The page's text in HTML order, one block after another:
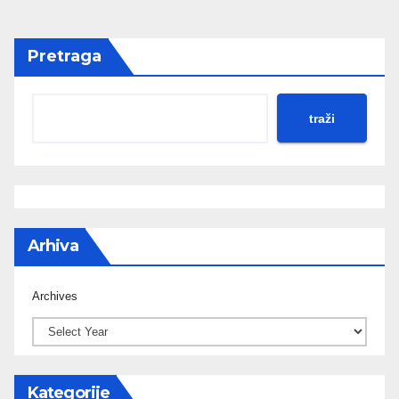
Pretraga
traži
Arhiva
Archives
Kategorije